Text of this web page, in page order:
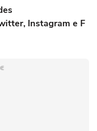
Instagram e F